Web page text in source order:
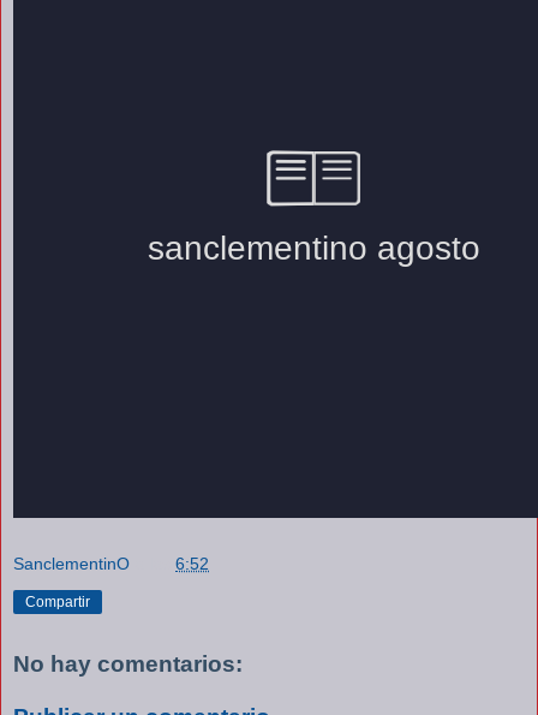
SanclementinO 6:52
Compartir
No hay comentarios: